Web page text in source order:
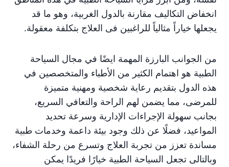
انخفاض التكاليف مقارنة بالدول الغربية، وهو ما قد
يجعلها خياراً مثالياً للراغبين فى العلاج بتكلفة معقولة.
من الجوانب البارزة المهمة ايضًا في مجال السياحة
الطبية هو اهتمام الكثير من الأطباء والمتخصصين في
هذه الدول بتقديم رعاية شخصية ومهنية متميزة
للمرضى، مما يضمن لهم الراحة والتعافي السريع،
بجانب سهولة الإجراءات الإدارية وسرعة تحديد
المواعيد، فضلًا عن ذلك وجود بيئة داعمة وخدمات طبية
مساندة تعزز من تجربة العلاج وتسرع من رحلة الشفاء،
وبالتالى تجعل السياحة الطبية خيارًا فريدًا يمكن